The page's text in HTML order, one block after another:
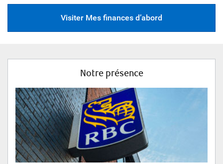
Visiter Mes finances d’abord
Notre présence